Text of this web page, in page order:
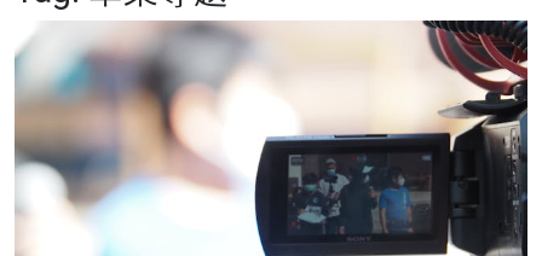
健康
商業
影片
名家榜